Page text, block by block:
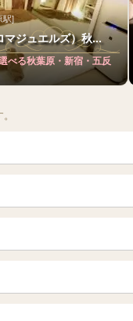
駅]
ジュエルズ）秋...
べる秋葉原・新宿・五反
・函館）
)
山)
田
口
）